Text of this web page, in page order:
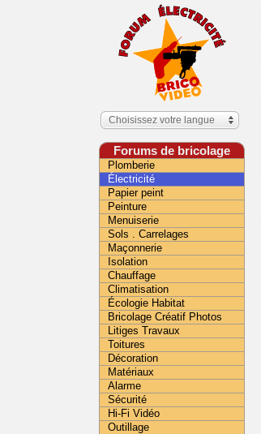
Choisissez votre langue
Forums de bricolage
Plomberie
Électricité
Papier peint
Peinture
Menuiserie
Sols . Carrelages
Maçonnerie
Isolation
Chauffage
Climatisation
Écologie Habitat
Bricolage Créatif Photos
Litiges Travaux
Toitures
Décoration
Matériaux
Alarme
Sécurité
Hi-Fi Vidéo
Outillage